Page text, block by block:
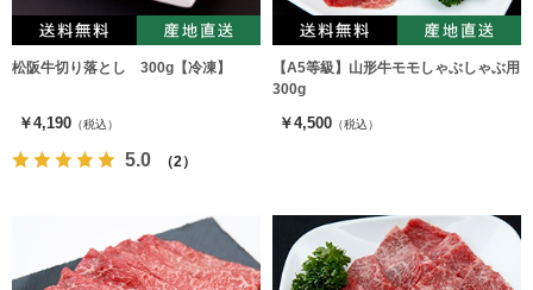
松阪牛切り落とし 300g【冷凍】
￥4,190 （税込）
5.0 （2）
【A5等級】山形牛モモしゃぶしゃぶ用
300g
￥4,500 （税込）